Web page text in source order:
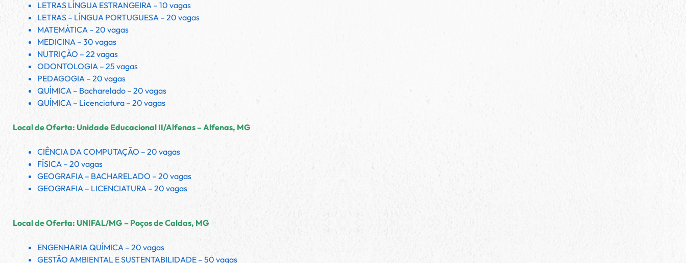
LETRAS LÍNGUA ESTRANGEIRA – 10 vagas
LETRAS – LÍNGUA PORTUGUESA – 20 vagas
MATEMÁTICA – 20 vagas
MEDICINA – 30 vagas
NUTRIÇÃO – 22 vagas
ODONTOLOGIA – 25 vagas
PEDAGOGIA – 20 vagas
QUÍMICA – Bacharelado – 20 vagas
QUÍMICA – Licenciatura – 20 vagas
Local de Oferta: Unidade Educacional II/Alfenas – Alfenas, MG
CIÊNCIA DA COMPUTAÇÃO – 20 vagas
FÍSICA – 20 vagas
GEOGRAFIA – BACHARELADO – 20 vagas
GEOGRAFIA – LICENCIATURA – 20 vagas
Local de Oferta: UNIFAL/MG – Poços de Caldas, MG
ENGENHARIA QUÍMICA – 20 vagas
GESTÃO AMBIENTAL E SUSTENTABILIDADE – 50 vagas